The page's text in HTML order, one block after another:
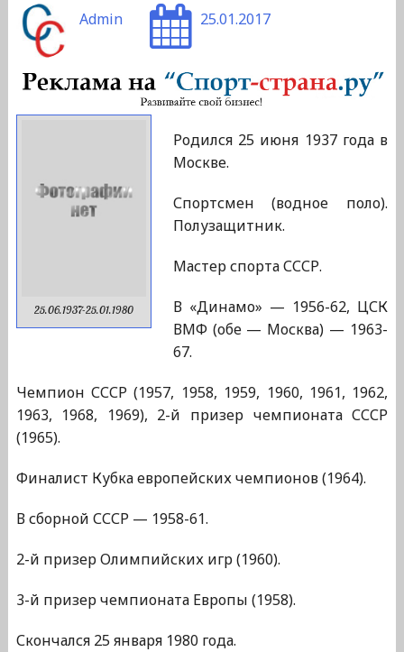
Admin 25.01.2017
25.06.1937-25.01.1980
Родился 25 июня 1937 года в
Москве.
Спортсмен (водное поло).
Полузащитник.
Мастер спорта СССР.
В «Динамо» — 1956-62, ЦСК
ВМФ (обе — Москва) — 1963-
67.
Чемпион СССР (1957, 1958, 1959, 1960, 1961, 1962,
1963, 1968, 1969), 2-й призер чемпионата СССР
(1965).
Финалист Кубка европейских чемпионов (1964).
В сборной СССР — 1958-61.
2-й призер Олимпийских игр (1960).
3-й призер чемпионата Европы (1958).
Скончался 25 января 1980 года.